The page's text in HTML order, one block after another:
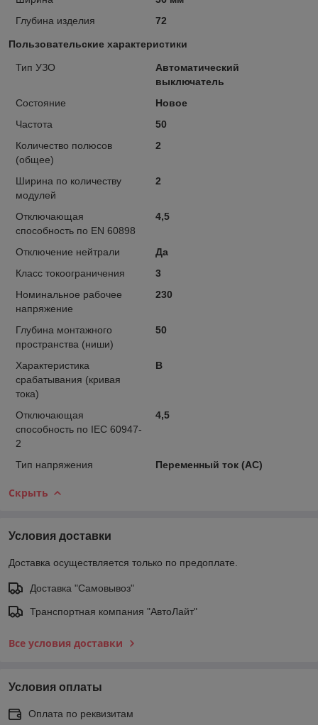
Глубина изделия
72
Пользовательские характеристики
Тип УЗО
Автоматический
выключатель
Состояние
Новое
Частота
50
Количество полюсов
(общее)
2
Ширина по количеству
модулей
2
Отключающая
способность по EN 60898
4,5
Отключение нейтрали
Да
Класс токоограничения
3
Номинальное рабочее
напряжение
230
Глубина монтажного
пространства (ниши)
50
Характеристика
срабатывания (кривая
тока)
B
Отключающая
способность по IEC 60947-
2
4,5
Тип напряжения Переменный ток (АС)
Скрыть
Условия доставки
Доставка осуществляется только по предоплате.
Доставка "Самовывоз"
Транспортная компания "АвтоЛайт"
Все условия доставки
Условия оплаты
Оплата по реквизитам